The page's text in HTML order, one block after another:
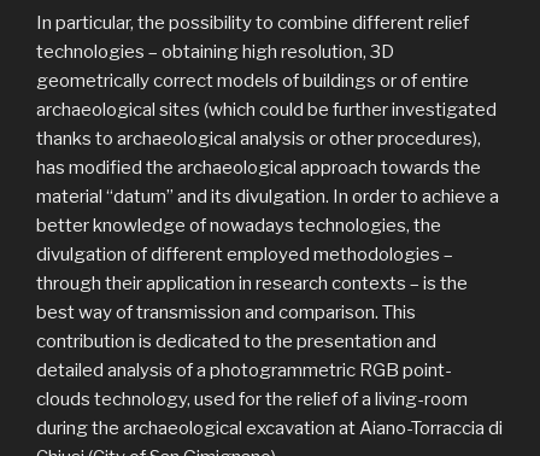
In particular, the possibility to combine different relief
technologies – obtaining high resolution, 3D
geometrically correct models of buildings or of entire
archaeological sites (which could be further investigated
thanks to archaeological analysis or other procedures),
has modified the archaeological approach towards the
material “datum” and its divulgation. In order to achieve a
better knowledge of nowadays technologies, the
divulgation of different employed methodologies –
through their application in research contexts – is the
best way of transmission and comparison. This
contribution is dedicated to the presentation and
detailed analysis of a photogrammetric RGB point-
clouds technology, used for the relief of a living-room
during the archaeological excavation at Aiano-Torraccia di